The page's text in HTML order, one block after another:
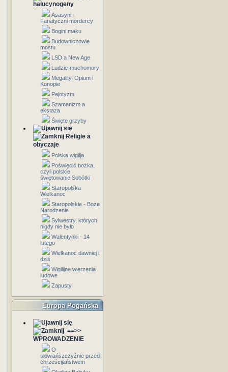
halucynogeny
Asasyni -
Fanatyczni mordercy
Bogini maku
Budowniczowie
mostu
LSD a New Age
Ludzie-muchomory
Megality, Opium i
Konopie
Pejotyzm
Szamanizm a
ekstaza
Święte grzyby
Religie a
obyczaje
Polska wigilja
Poświęcić bożka,
czyli polskie
świętowanie Sobótki
Staropolska
Wielkanoc
Staropolskie - Boże
Narodzenie
Sylwestry, których
nigdy nie było
Walentynki - 14
lutego
Wielkanoc dawniej i
dziś
Wigilijne wierzenia
ludowe
Zapusty
Europa Pogańska
==>>
WPROWADZENIE
O
słowiańszczyźnie przed
chrześcijaństwem